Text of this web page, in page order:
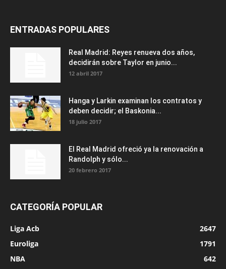
ENTRADAS POPULARES
Real Madrid: Reyes renueva dos años,
decidirán sobre Taylor en junio...
12 abril 2017
Hanga y Larkin examinan los contratos y
deben decidir; el Baskonia...
18 julio 2017
El Real Madrid ofreció ya la renovación a
Randolph y sólo...
20 febrero 2017
CATEGORÍA POPULAR
Liga Acb
2647
Euroliga
1791
NBA
642